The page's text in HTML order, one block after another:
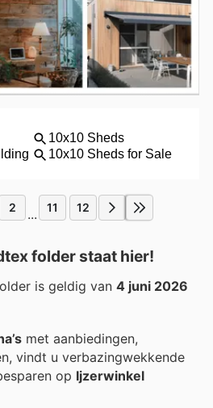
2 ... 11 12
folder staat hier!
is geldig van 4 juni 2026
met aanbiedingen,
vindt u verbazingwekkende
op Ijzerwinkel